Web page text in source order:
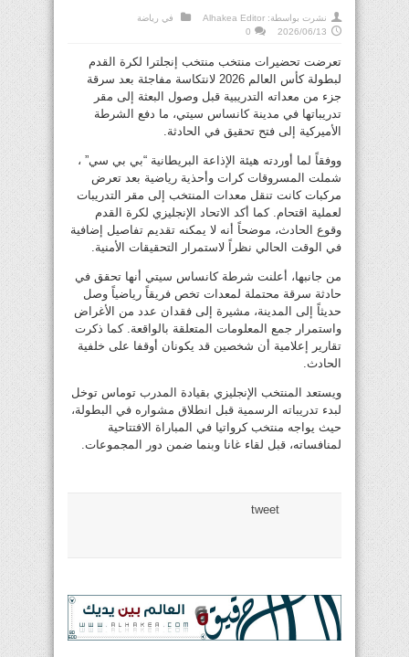
نشرت بواسطة: Alhakea Editor في رياضة
2026/06/13
0
تعرضت تحضيرات منتخب منتخب إنجلترا لكرة القدم
لبطولة كأس العالم 2026 لانتكاسة مفاجئة بعد سرقة
جزء من معداته التدريبية قبل وصول البعثة إلى مقر
تدريباتها في مدينة كانساس سيتي، ما دفع الشرطة
الأميركية إلى فتح تحقيق في الحادثة.
ووفقاً لما أوردته هيئة الإذاعة البريطانية “بي بي سي” ،
شملت المسروقات كرات وأحذية رياضية بعد تعرض
مركبات كانت تنقل معدات المنتخب إلى مقر التدريبات
لعملية اقتحام. كما أكد الاتحاد الإنجليزي لكرة القدم
وقوع الحادث، موضحاً أنه لا يمكنه تقديم تفاصيل إضافية
في الوقت الحالي نظراً لاستمرار التحقيقات الأمنية.
من جانبها، أعلنت شرطة كانساس سيتي أنها تحقق في
حادثة سرقة محتملة لمعدات تخص فريقاً رياضياً وصل
حديثاً إلى المدينة، مشيرة إلى فقدان عدد من الأغراض
واستمرار جمع المعلومات المتعلقة بالواقعة. كما ذكرت
تقارير إعلامية أن شخصين قد يكونان أوقفا على خلفية
الحادث.
ويستعد المنتخب الإنجليزي بقيادة المدرب توماس توخل
لبدء تدريباته الرسمية قبل انطلاق مشواره في البطولة،
حيث يواجه منتخب كرواتيا في المباراة الافتتاحية
لمنافساته، قبل لقاء غانا وبنما ضمن دور المجموعات.
tweet